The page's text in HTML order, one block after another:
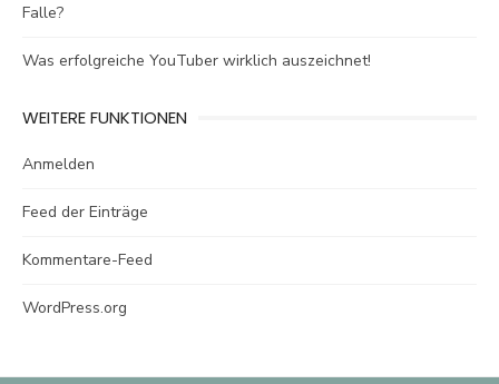
Falle?
Was erfolgreiche YouTuber wirklich auszeichnet!
WEITERE FUNKTIONEN
Anmelden
Feed der Einträge
Kommentare-Feed
WordPress.org